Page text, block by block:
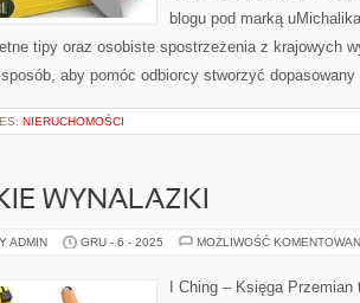
blogu pod marką
tipy oraz osobiste spostrzeżenia z krajowych
aby pomóc odbiorcy stworzyć
NIERUCHOMOŚCI
WYNALAZKI
ADMIN GRU - 6 - 2025 MOŻLIWOŚĆ
I Ching – Księga